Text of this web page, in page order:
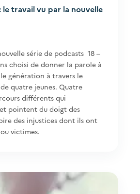
le travail vu par la nouvelle
série de podcasts 18 –
choisi de donner la parole à
génération à travers le
quatre jeunes. Quatre
différents qui
pointent du doigt des
des injustices dont ils ont
victimes.